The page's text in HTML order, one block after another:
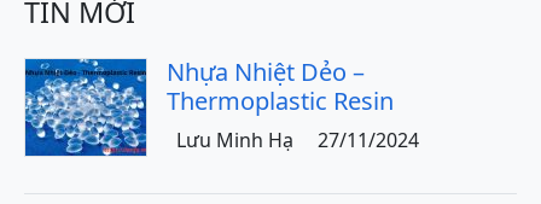
TIN MỚI
Nhựa Nhiệt Dẻo –
Thermoplastic Resin
Lưu Minh Hạ 27/11/2024